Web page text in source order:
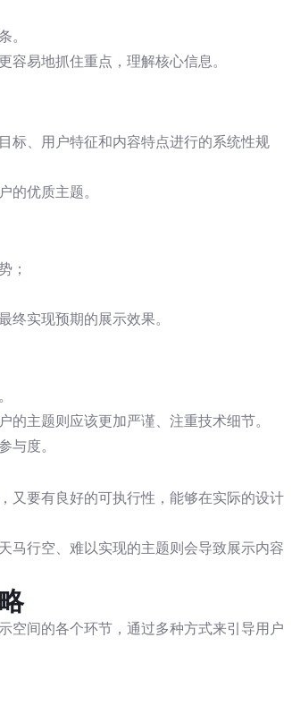
。
容易地抓住重点，理解核心信息。
标、用户特征和内容特点进行的系统性规
的优质主题。
；
终实现预期的展示效果。
主题则应该更加严谨、注重技术细节。
与度。
又要有良好的可执行性，能够在实际的设计
马行空、难以实现的主题则会导致展示内容
空间的各个环节，通过多种方式来引导用户